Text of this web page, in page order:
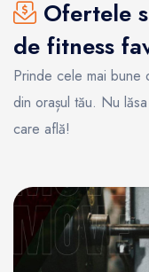
Ofertele
de fitness
Prinde cele mai bune
din orașul tău. Nu
care află!